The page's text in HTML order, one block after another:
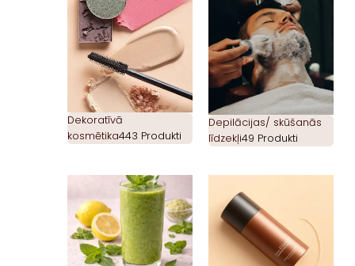
Dekoratīvā
kosmētika443 Produkti
Depilācijas/ skūšanās
līdzekļi49 Produkti